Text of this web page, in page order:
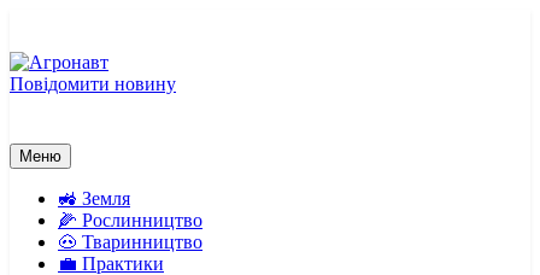
вмісту
Повідомити новину
Меню
🚜 Земля
🌽 Рослинництво
🐽 Тваринництво
💼 Практики